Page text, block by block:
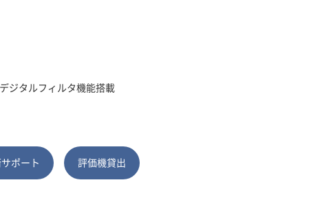
ジタルフィルタ機能搭載
ポート 評価機貸出